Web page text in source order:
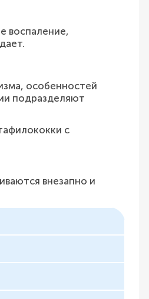
воспаление,
особенностей
подразделяют
с
внезапно и